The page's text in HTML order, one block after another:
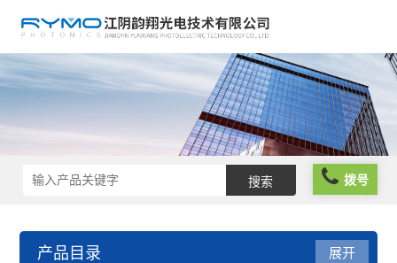
拨号
产品目录 展开